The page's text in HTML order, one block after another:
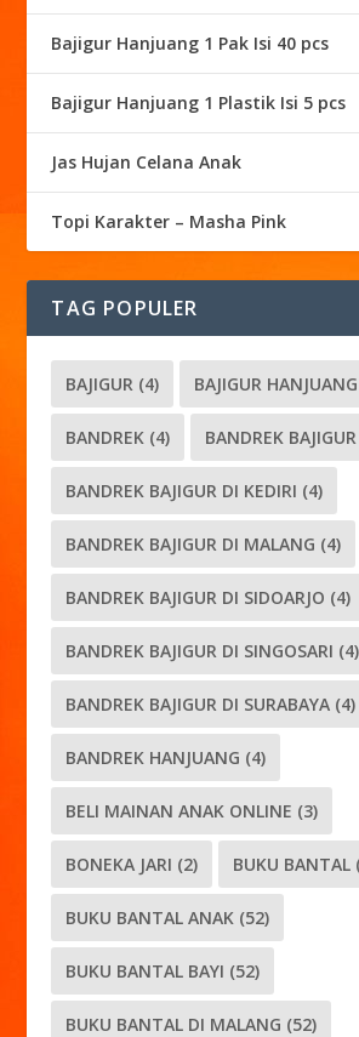
Bajigur Hanjuang 1 Pak Isi 40 pcs
Bajigur Hanjuang 1 Plastik Isi 5 pcs
Jas Hujan Celana Anak
Topi Karakter – Masha Pink
TAG POPULER
BAJIGUR (4) BAJIGUR HANJUANG
BANDREK (4) BANDREK
BANDREK BAJIGUR DI KEDIRI (4)
BANDREK BAJIGUR DI MALANG (4)
BANDREK BAJIGUR DI SIDOARJO (4)
BANDREK BAJIGUR DI SINGOSARI (4)
BANDREK BAJIGUR DI SURABAYA (4)
BANDREK HANJUANG (4)
BELI MAINAN ANAK ONLINE (3)
BONEKA JARI (2) BUKU BANTAL
BUKU BANTAL ANAK (52)
BUKU BANTAL BAYI (52)
BUKU BANTAL DI MALANG (52)